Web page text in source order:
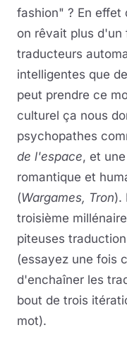
fashion" ? En effet
on rêvait plus
traducteurs
intelligentes que
peut prendre ce
culturel ça nous
psychopathes
de l'espace, et
romantique et
(Wargames, Tron).
troisième
piteuses
(essayez une fois
d'enchaîner les
bout de trois
mot).